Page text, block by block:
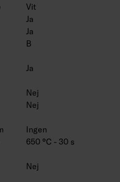
i produktserien finns
på
längder kan
Armaturen finns
RAL Classic-färger för
Färgtemperatur 3000
och projektspecifika
Vit
Ja
Ja
B
Ja
Nej
Nej
Ingen
650 °C - 30 s
Nej